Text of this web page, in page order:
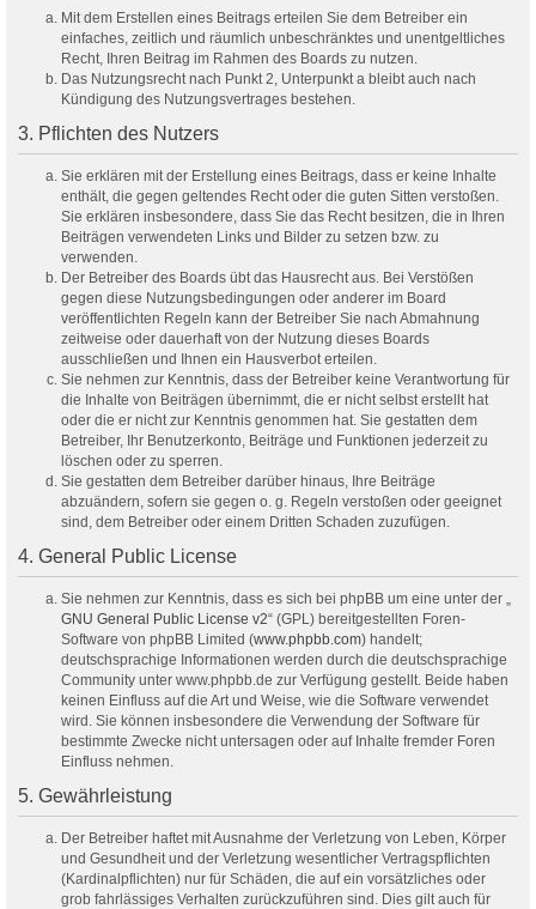
Mit dem Erstellen eines Beitrags erteilen Sie dem Betreiber ein
einfaches, zeitlich und räumlich unbeschränktes und unentgeltliches
Recht, Ihren Beitrag im Rahmen des Boards zu nutzen.
Das Nutzungsrecht nach Punkt 2, Unterpunkt a bleibt auch nach
Kündigung des Nutzungsvertrages bestehen.
3. Pflichten des Nutzers
Sie erklären mit der Erstellung eines Beitrags, dass er keine Inhalte
enthält, die gegen geltendes Recht oder die guten Sitten verstoßen.
Sie erklären insbesondere, dass Sie das Recht besitzen, die in Ihren
Beiträgen verwendeten Links und Bilder zu setzen bzw. zu
verwenden.
Der Betreiber des Boards übt das Hausrecht aus. Bei Verstößen
gegen diese Nutzungsbedingungen oder anderer im Board
veröffentlichten Regeln kann der Betreiber Sie nach Abmahnung
zeitweise oder dauerhaft von der Nutzung dieses Boards
ausschließen und Ihnen ein Hausverbot erteilen.
Sie nehmen zur Kenntnis, dass der Betreiber keine Verantwortung für
die Inhalte von Beiträgen übernimmt, die er nicht selbst erstellt hat
oder die er nicht zur Kenntnis genommen hat. Sie gestatten dem
Betreiber, Ihr Benutzerkonto, Beiträge und Funktionen jederzeit zu
löschen oder zu sperren.
Sie gestatten dem Betreiber darüber hinaus, Ihre Beiträge
abzuändern, sofern sie gegen o. g. Regeln verstoßen oder geeignet
sind, dem Betreiber oder einem Dritten Schaden zuzufügen.
4. General Public License
Sie nehmen zur Kenntnis, dass es sich bei phpBB um eine unter der „
GNU General Public License v2“ (GPL) bereitgestellten Foren-
Software von phpBB Limited (www.phpbb.com) handelt;
deutschsprachige Informationen werden durch die deutschsprachige
Community unter www.phpbb.de zur Verfügung gestellt. Beide haben
keinen Einfluss auf die Art und Weise, wie die Software verwendet
wird. Sie können insbesondere die Verwendung der Software für
bestimmte Zwecke nicht untersagen oder auf Inhalte fremder Foren
Einfluss nehmen.
5. Gewährleistung
Der Betreiber haftet mit Ausnahme der Verletzung von Leben, Körper
und Gesundheit und der Verletzung wesentlicher Vertragspflichten
(Kardinalpflichten) nur für Schäden, die auf ein vorsätzliches oder
grob fahrlässiges Verhalten zurückzuführen sind. Dies gilt auch für